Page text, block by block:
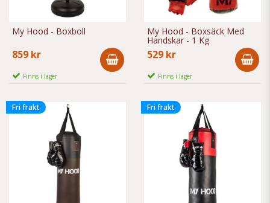
My Hood - Boxboll
859 kr
Finns i lager
My Hood - Boxsäck Med
Handskar - 1 Kg
529 kr
Finns i lager
Fri frakt Fri frakt